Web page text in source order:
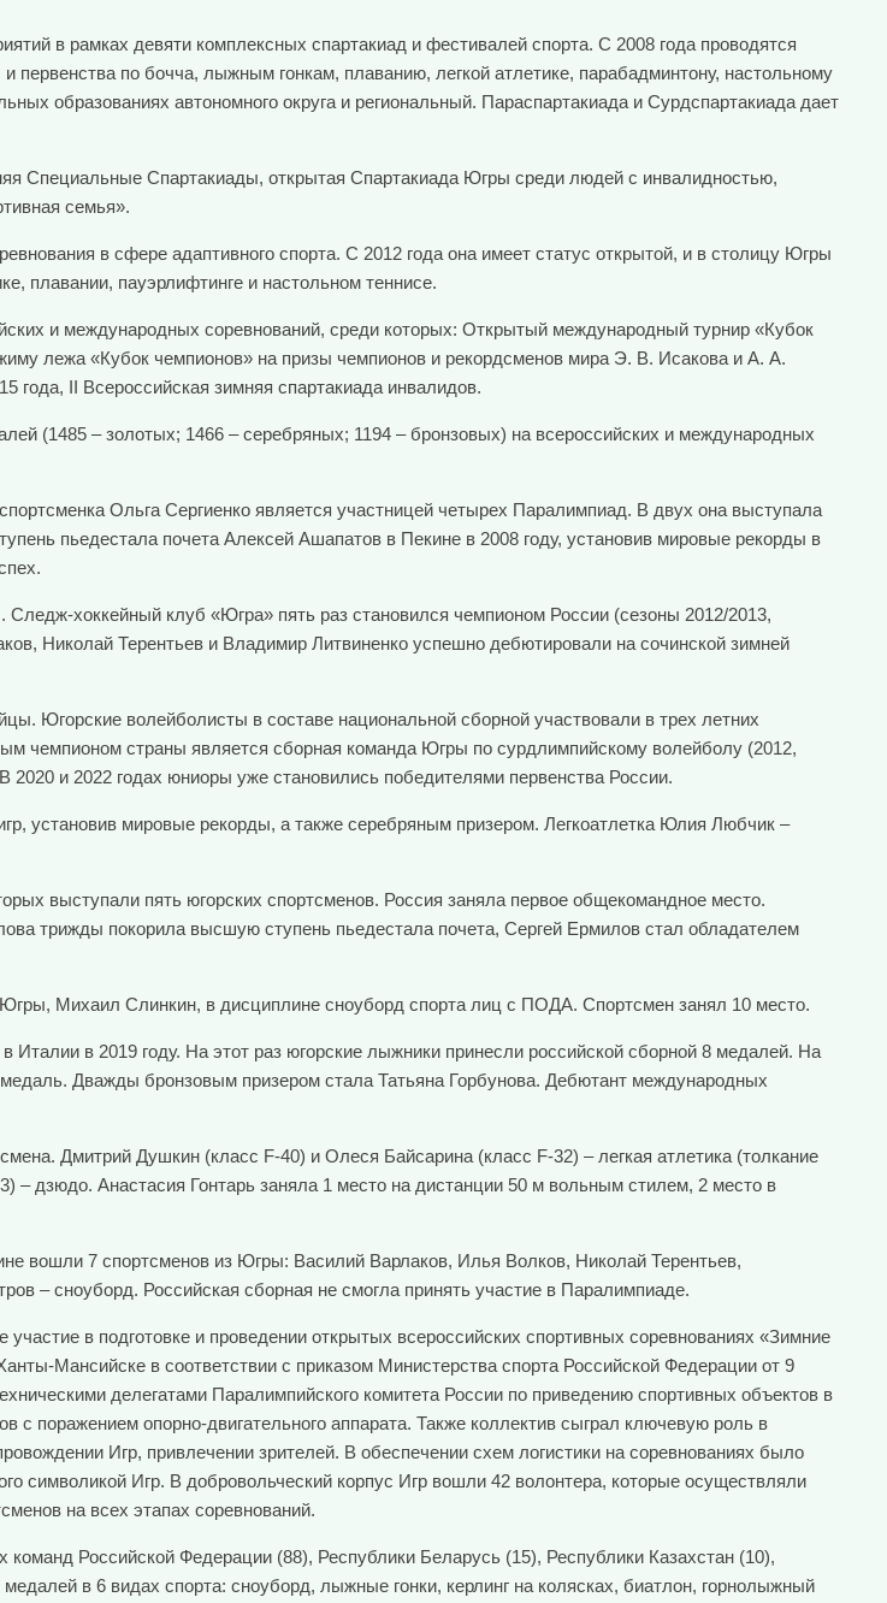
в рамках девяти комплексных спартакиад и фестивалей спорта. С 2008 года проводятся
по бочча, лыжным гонкам, плаванию, легкой атлетике, парабадминтону, настольному
образованиях автономного округа и региональный. Параспартакиада и Сурдспартакиада дает
Специальные Спартакиады, открытая Спартакиада Югры среди людей с инвалидностью,
семья».
в сфере адаптивного спорта. С 2012 года она имеет статус открытой, и в столицу Югры
плавании, пауэрлифтинге и настольном теннисе.
и международных соревнований, среди которых: Открытый международный турнир «Кубок
лежа «Кубок чемпионов» на призы чемпионов и рекордсменов мира Э. В. Исакова и А. А.
года, II Всероссийская зимняя спартакиада инвалидов.
(1485 – золотых; 1466 – серебряных; 1194 – бронзовых) на всероссийских и международных
Ольга Сергиенко является участницей четырех Паралимпиад. В двух она выступала
пьедестала почета Алексей Ашапатов в Пекине в 2008 году, установив мировые рекорды в
хоккейный клуб «Югра» пять раз становился чемпионом России (сезоны 2012/2013,
Николай Терентьев и Владимир Литвиненко успешно дебютировали на сочинской зимней
Югорские волейболисты в составе национальной сборной участвовали в трех летних
чемпионом страны является сборная команда Югры по сурдлимпийскому волейболу (2012,
2020 и 2022 годах юниоры уже становились победителями первенства России.
установив мировые рекорды, а также серебряным призером. Легкоатлетка Юлия Любчик –
выступали пять югорских спортсменов. Россия заняла первое общекомандное место.
трижды покорила высшую ступень пьедестала почета, Сергей Ермилов стал обладателем
Михаил Слинкин, в дисциплине сноуборд спорта лиц с ПОДА. Спортсмен занял 10 место.
в 2019 году. На этот раз югорские лыжники принесли российской сборной 8 медалей. На
Дважды бронзовым призером стала Татьяна Горбунова. Дебютант международных
Дмитрий Душкин (класс F-40) и Олеся Байсарина (класс F-32) – легкая атлетика (толкание
дзюдо. Анастасия Гонтарь заняла 1 место на дистанции 50 м вольным стилем, 2 место в
вошли 7 спортсменов из Югры: Василий Варлаков, Илья Волков, Николай Терентьев,
– сноуборд. Российская сборная не смогла принять участие в Паралимпиаде.
в подготовке и проведении открытых всероссийских спортивных соревнованиях «Зимние
Мансийске в соответствии с приказом Министерства спорта Российской Федерации от 9
делегатами Паралимпийского комитета России по приведению спортивных объектов в
с поражением опорно-двигательного аппарата. Также коллектив сыграл ключевую роль в
Игр, привлечении зрителей. В обеспечении схем логистики на соревнованиях было
символикой Игр. В добровольческий корпус Игр вошли 42 волонтера, которые осуществляли
на всех этапах соревнований.
Российской Федерации (88), Республики Беларусь (15), Республики Казахстан (10),
в 6 видах спорта: сноуборд, лыжные гонки, керлинг на колясках, биатлон, горнолыжный